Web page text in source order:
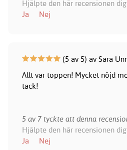
Hjälpte den här recensionen
Ja
Nej
(5 av 5) av Sara
Allt var toppen! Mycket nöjd
tack!
5 av 7 tyckte att denna
Hjälpte den här recensionen
Ja
Nej